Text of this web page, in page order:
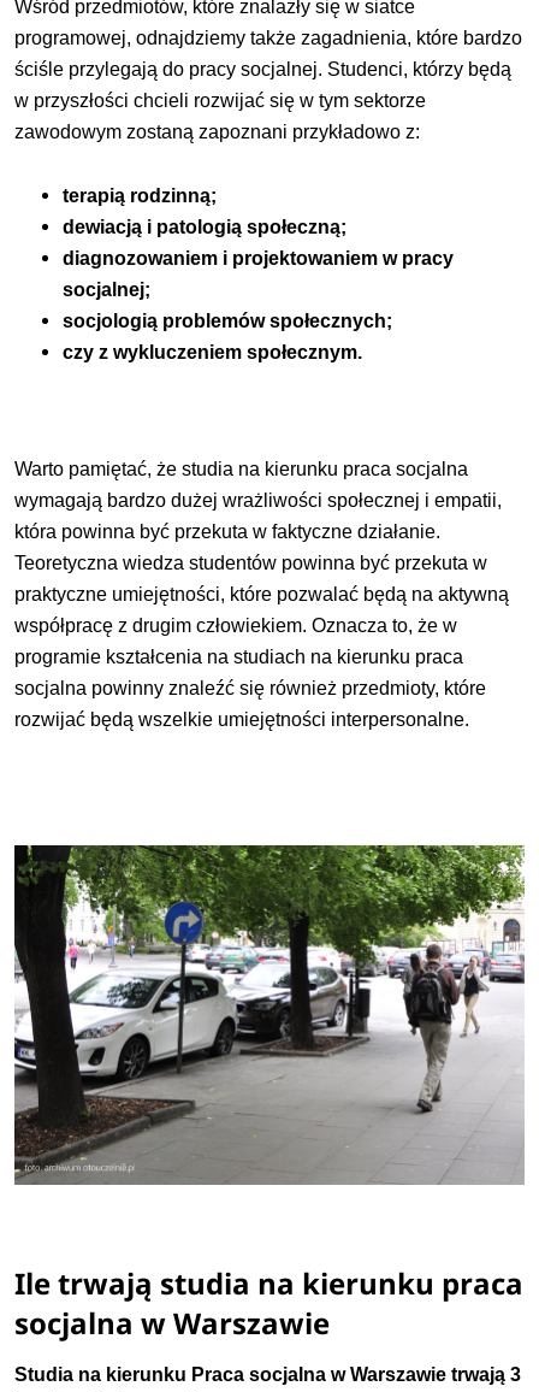
Wśród przedmiotów, które znalazły się w siatce
programowej, odnajdziemy także zagadnienia, które bardzo
ściśle przylegają do pracy socjalnej. Studenci, którzy będą
w przyszłości chcieli rozwijać się w tym sektorze
zawodowym zostaną zapoznani przykładowo z:
terapią rodzinną;
dewiacją i patologią społeczną;
diagnozowaniem i projektowaniem w pracy
socjalnej;
socjologią problemów społecznych;
czy z wykluczeniem społecznym.
Warto pamiętać, że studia na kierunku praca socjalna
wymagają bardzo dużej wrażliwości społecznej i empatii,
która powinna być przekuta w faktyczne działanie.
Teoretyczna wiedza studentów powinna być przekuta w
praktyczne umiejętności, które pozwalać będą na aktywną
współpracę z drugim człowiekiem. Oznacza to, że w
programie kształcenia na studiach na kierunku praca
socjalna powinny znaleźć się również przedmioty, które
rozwijać będą wszelkie umiejętności interpersonalne.
Ile trwają studia na kierunku praca
socjalna w Warszawie
Studia na kierunku Praca socjalna w Warszawie trwają 3